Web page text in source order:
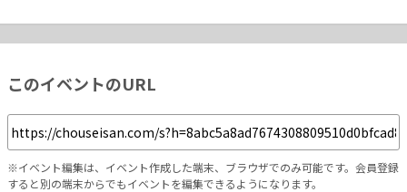
このイベントのURL
※イベント編集は、イベント作成した端末、ブラウザでのみ可能です。会員登録
すると別の端末からでもイベントを編集できるようになります。